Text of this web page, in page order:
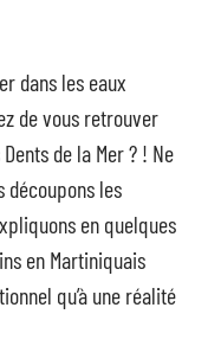
dans les eaux
de vous retrouver
de la Mer ? ! Ne
découpons les
en quelques
en Martiniquais
qu’à une réalité